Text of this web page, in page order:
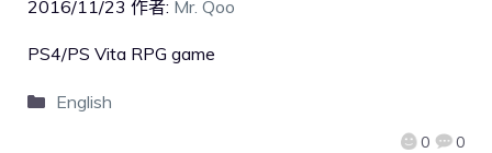
2016/11/23 作者: Mr. Qoo
0 0
PS4/PS Vita RPG game
English